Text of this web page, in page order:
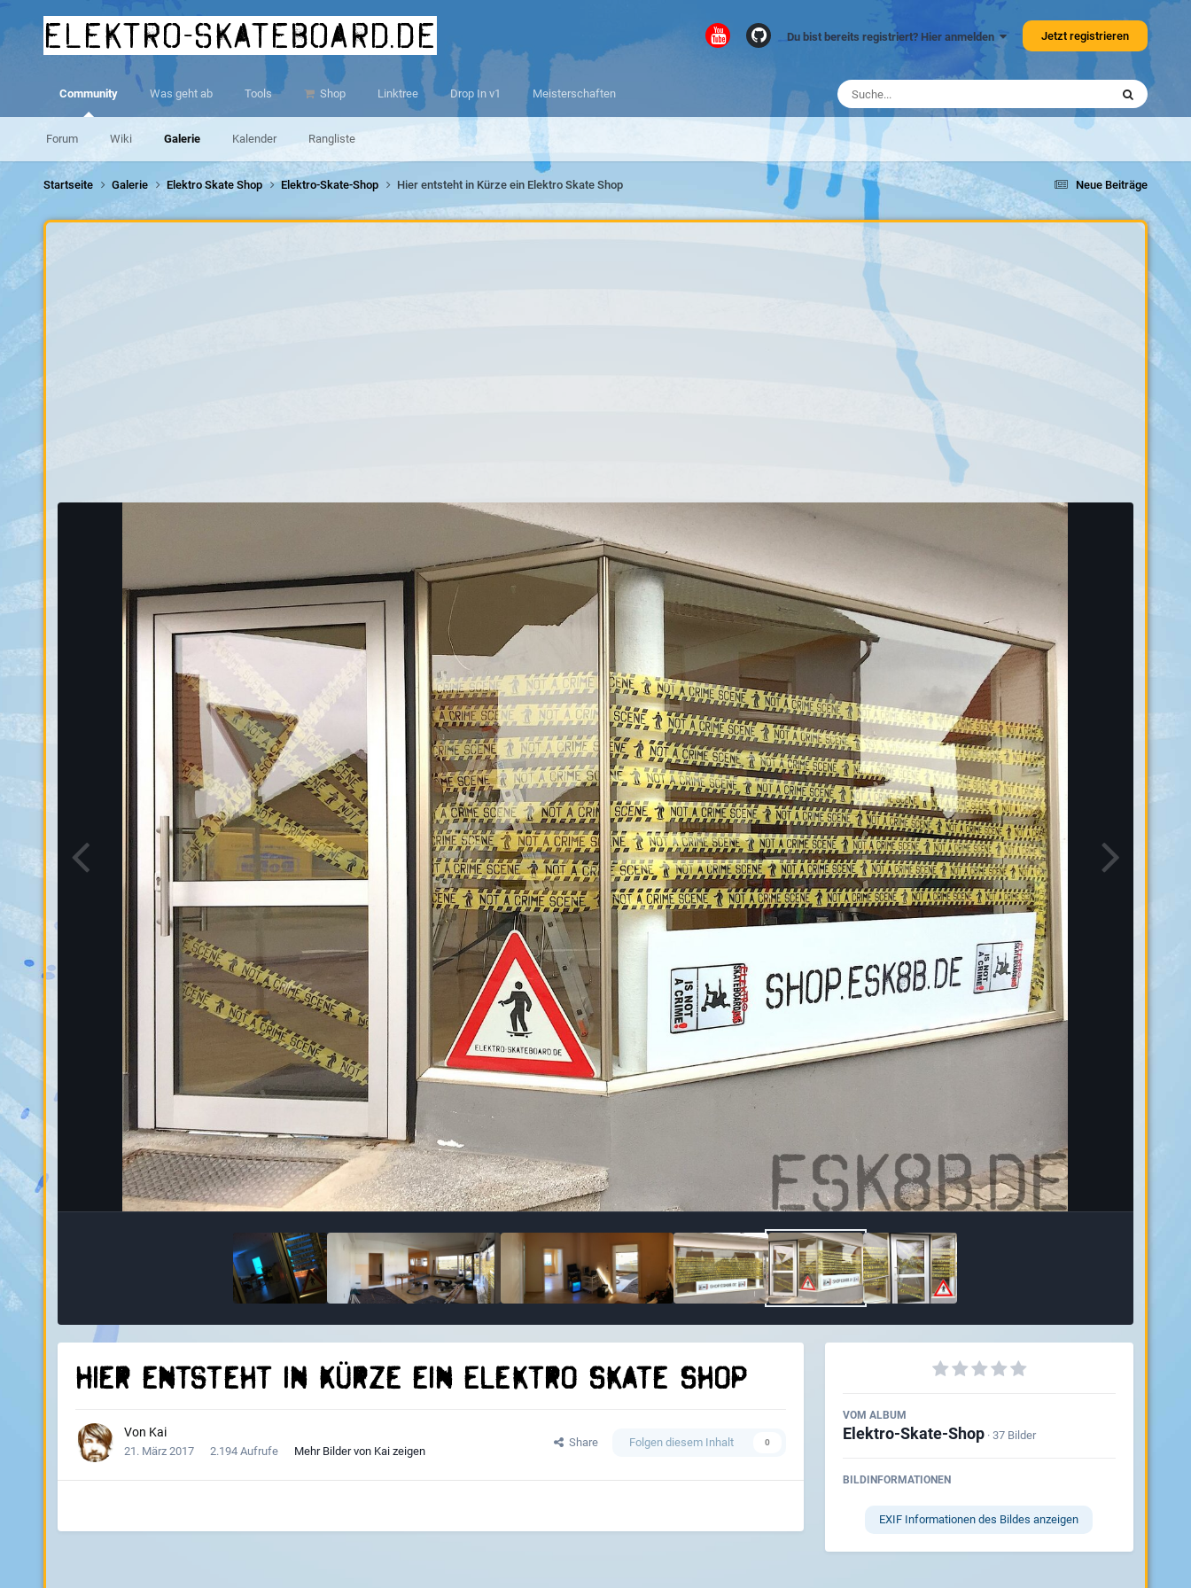
elektro-skateboard.de Du bist bereits registriert? Hier anmelden Jetzt registrieren
Community
Forum Wiki Galerie Kalender Rangliste
Was geht ab Tools Shop Linktree Drop In v1 Meisterschaften
Neue Beiträge
Startseite Galerie Elektro Skate Shop Elektro-Skate-Shop Hier entsteht in Kürze ein Elektro Skate Shop
Hier entsteht in Kürze ein Elektro Skate Shop
Von Kai
21. März 2017 2.194 Aufrufe Mehr Bilder von Kai zeigen
Share Folgen diesem Inhalt 0
VOM ALBUM
Elektro-Skate-Shop · 37 Bilder
BILDINFORMATIONEN
EXIF Informationen des Bildes anzeigen